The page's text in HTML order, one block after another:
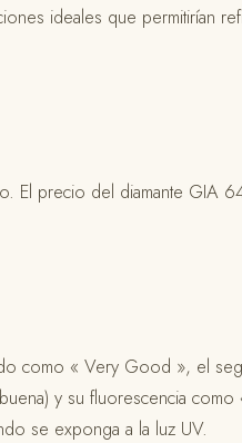
ideales que permitirían
El precio del diamante GIA
como « Very Good », el
y su fluorescencia
se exponga a la luz UV.